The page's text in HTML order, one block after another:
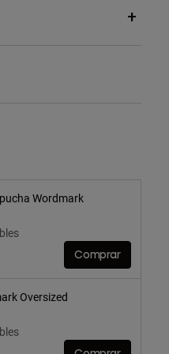
Wordmark
from
Comprar
Oversized